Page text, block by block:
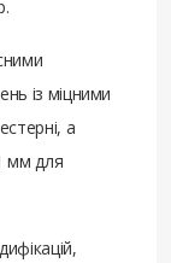
із міцними
а
мм для